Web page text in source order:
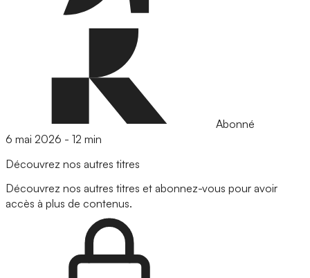
Abonné
6 mai 2026 - 12 min
Découvrez nos autres titres
Découvrez nos autres titres et abonnez-vous pour avoir
accès à plus de contenus.